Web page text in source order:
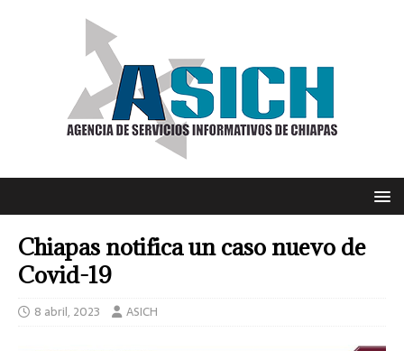
Chiapas notifica un caso nuevo de
Covid-19
8 abril, 2023 ASICH